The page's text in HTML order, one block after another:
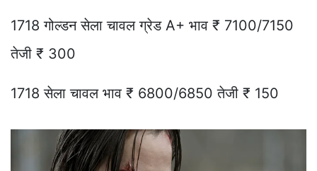
1718 गोल्डन सेला चावल ग्रेड A+ भाव ₹ 7100/7150
तेजी ₹ 300
1718 सेला चावल भाव ₹ 6800/6850 तेजी ₹ 150